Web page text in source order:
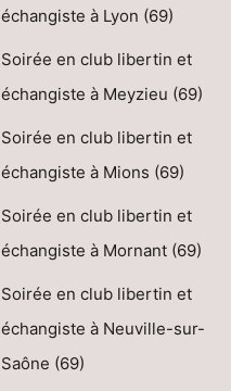
échangiste à Lyon (69)
Soirée en club libertin et
échangiste à Meyzieu (69)
Soirée en club libertin et
échangiste à Mions (69)
Soirée en club libertin et
échangiste à Mornant (69)
Soirée en club libertin et
échangiste à Neuville-sur-
Saône (69)